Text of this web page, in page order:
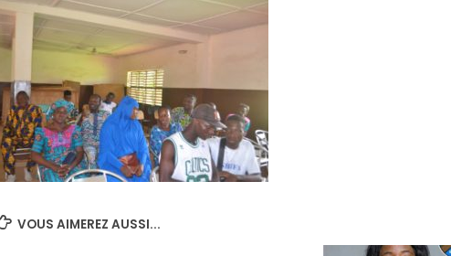
VOUS AIMEREZ AUSSI...